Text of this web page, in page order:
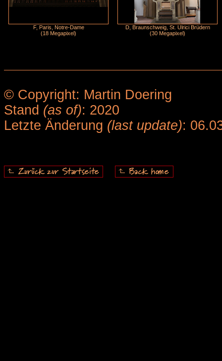
F, Paris, Notre-Dame
(18 Megapixel)
D, Braunschweig, St. Ulrici Brüdern
(30 Megapixel)
© Copyright: Martin Doering
Stand (as of): 2020
Letzte Änderung (last update):